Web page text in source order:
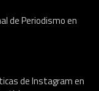
de Periodismo en
de Instagram en